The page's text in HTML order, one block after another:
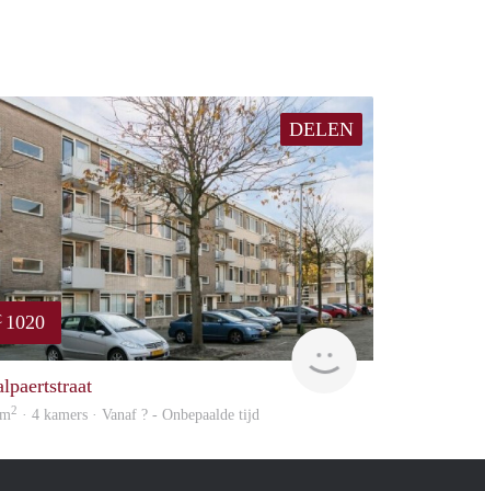
DELEN
1020
2 · 4 kamers · Vanaf ? - Onbepaalde tijd